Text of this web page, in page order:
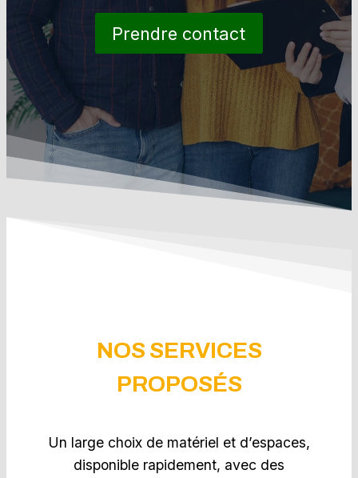
Prendre contact
NOS SERVICES
PROPOSÉS
Un large choix de matériel et d’espaces,
disponible rapidement, avec des